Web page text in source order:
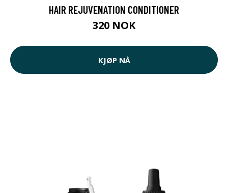
HAIR REJUVENATION CONDITIONER
320 NOK
KJØP NÅ